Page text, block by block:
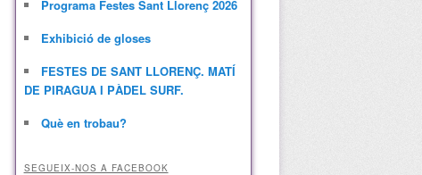
Programa Festes Sant Llorenç 2026
Exhibició de gloses
FESTES DE SANT LLORENÇ. MATÍ
DE PIRAGUA I PÀDEL SURF.
Què en trobau?
SEGUEIX-NOS A FACEBOOK